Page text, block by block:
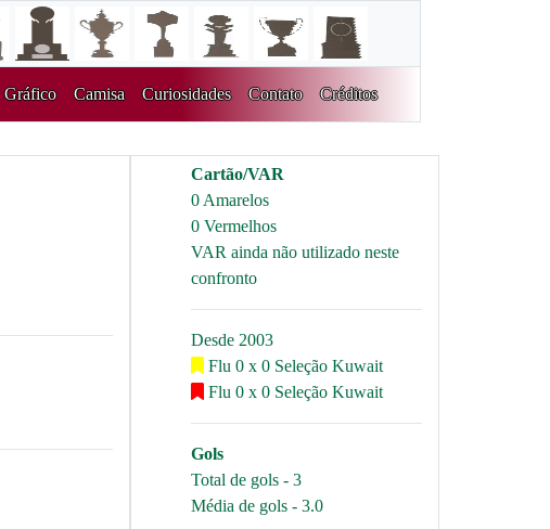
Gráfico Camisa Curiosidades Contato Créditos
Cartão/VAR
0 Amarelos
0 Vermelhos
VAR ainda não utilizado neste
confronto
Desde 2003
Flu 0 x 0 Seleção Kuwait
Flu 0 x 0 Seleção Kuwait
Gols
Total de gols - 3
Média de gols - 3.0